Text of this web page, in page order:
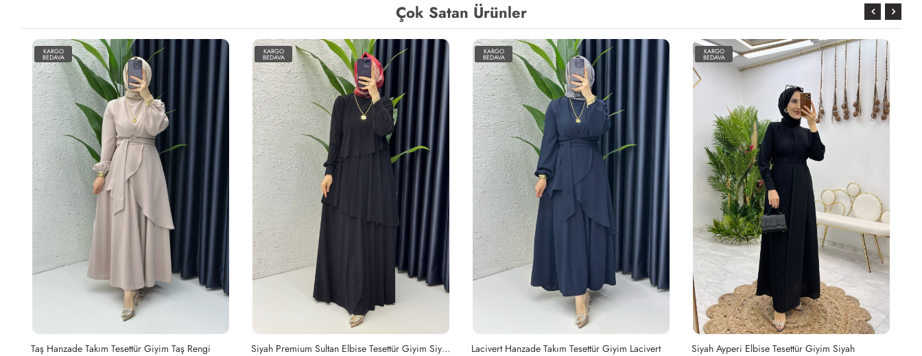
Çok Satan Ürünler
KARGO
BEDAVA
Taş Hanzade Takım Tesettür Giyim Taş Rengi
KARGO
BEDAVA
Siyah Premium Sultan Elbise Tesettür Giyim Siyah
KARGO
BEDAVA
Lacivert Hanzade Takım Tesettür Giyim Lacivert
KARGO
BEDAVA
Siyah Ayperi Elbise Tesettür Giyim Siyah